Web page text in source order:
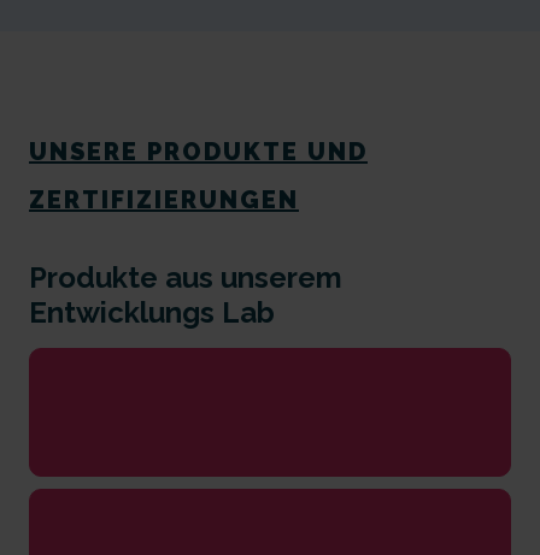
UNSERE PRODUKTE UND
ZERTIFIZIERUNGEN
Produkte aus unserem
Entwicklungs Lab